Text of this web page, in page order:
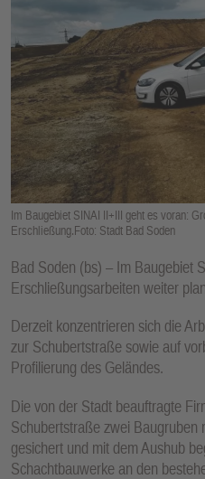
Im Baugebiet SINAI II+III geht es voran:
Erschließung.Foto: Stadt Bad Soden
Bad Soden (bs) – Im Baugebiet
Erschließungsarbeiten weiter
Derzeit konzentrieren sich die
zur Schubertstraße sowie auf
Profilierung des Geländes.
Die von der Stadt beauftragte
Schubertstraße zwei Baugruben
gesichert und mit dem Aushub
Schachtbauwerke an den
O
N
E
N